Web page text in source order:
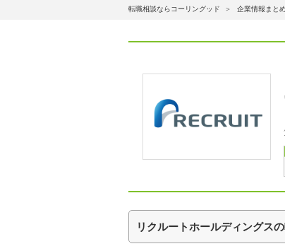
転職相談ならコーリングッド ＞ 企業情報まと
リクルートホールディングス